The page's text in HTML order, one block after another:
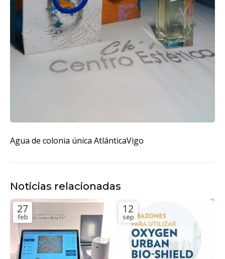
Agua de colonia única AtlánticaVigo
Noticias relacionadas
27
feb
12
sep